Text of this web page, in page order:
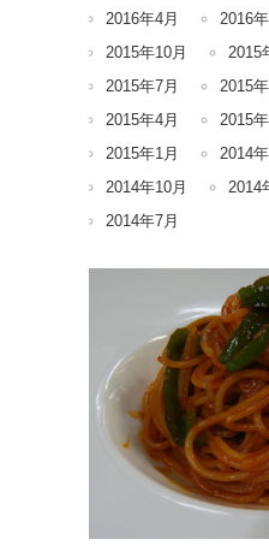
2016年4月
2016
2015年10月
2015
2015年7月
2015
2015年4月
2015
2015年1月
2014
2014年10月
2014
2014年7月